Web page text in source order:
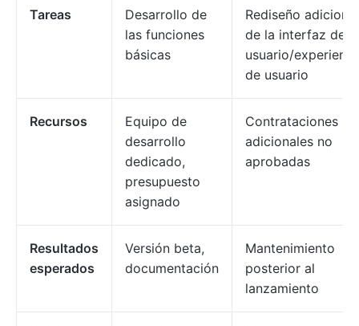
Tareas
Desarrollo de
las funciones
básicas
Rediseño adicional
de la interfaz de
usuario/
de usuario
Recursos
Equipo de
desarrollo
dedicado,
presupuesto
asignado
Contrataciones
adicionales no
aprobadas
Resultados
esperados
Versión beta,
documentación
Mantenimiento
posterior al
lanzamiento